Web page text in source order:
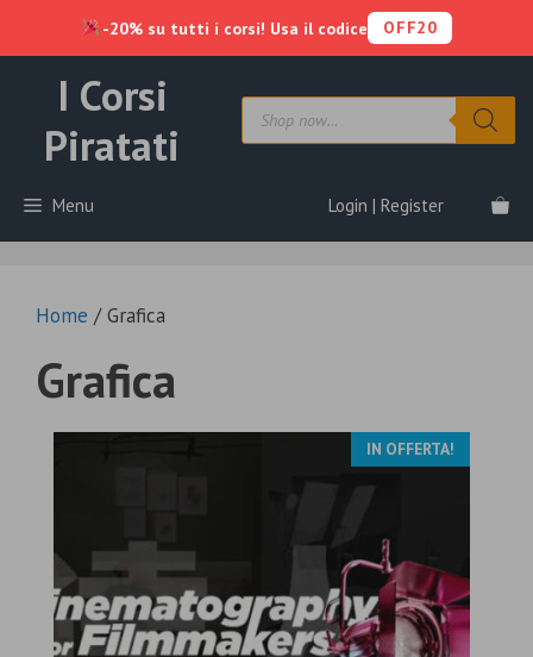
contenuto
I Corsi
Piratati
Products
search
Menu Login | Register
Home / Grafica
Grafica
IN OFFERTA!
-20% su tutti i corsi! Usa il codice OFF20